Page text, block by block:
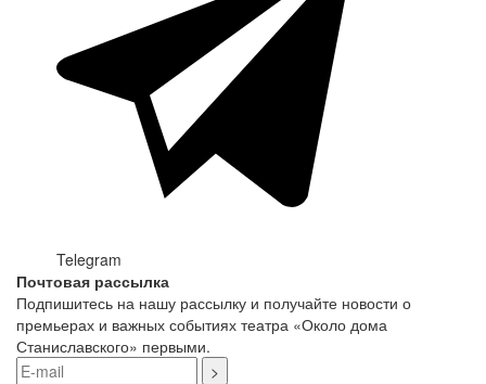
Telegram
Почтовая рассылка
Подпишитесь на нашу рассылку и получайте новости о
премьерах и важных событиях театра «Около дома
Станиславского» первыми.